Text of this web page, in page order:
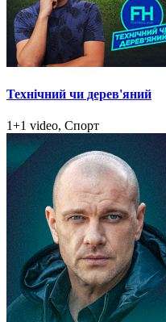
Технічний чи дерев'яний
1+1 video, Спорт